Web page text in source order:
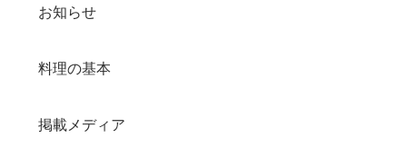
お知らせ
料理の基本
掲載メディア